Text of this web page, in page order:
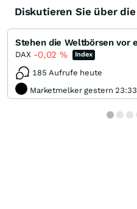
Diskutieren Sie über
Stehen die Weltbörsen vor
DAX -0,02 % Index
185 Aufrufe heute
Marketmelker gestern 23:33